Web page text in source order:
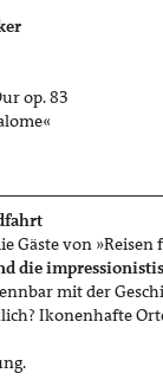
op. 83
Gäste von
die
mit der
Ikonenhafte